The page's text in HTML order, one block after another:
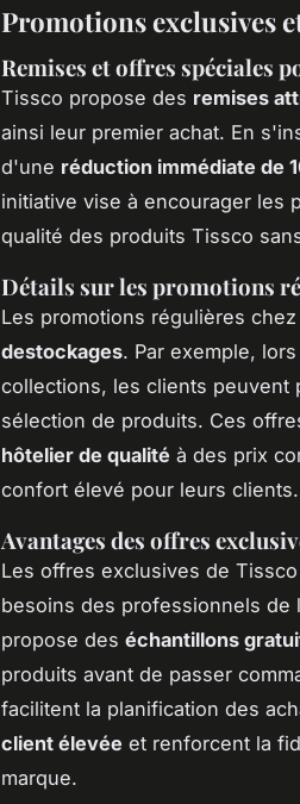
Promotions exclusives
Remises et offres spéciales
Tissco propose des remises
ainsi leur premier achat. En
d'une réduction immédiate de
initiative vise à encourager les
qualité des produits Tissco
Détails sur les promotions
Les promotions régulières
destockages. Par exemple,
collections, les clients
sélection de produits. Ces
hôtelier de qualité à des prix
confort élevé pour leurs clients.
Avantages des offres
Les offres exclusives de
besoins des professionnels
propose des échantillons
produits avant de passer
facilitent la planification des
client élevée et renforcent la
marque.